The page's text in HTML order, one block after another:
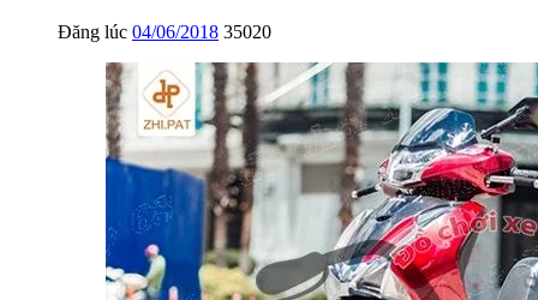
Đăng lúc 04/06/2018 35020